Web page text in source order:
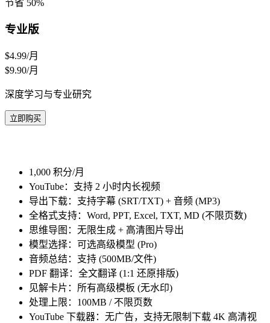
节省 50%
专业版
$4.99/月
$9.90/月
深度学习与专业研究
立即购买
1,000 积分/月
YouTube：支持 2 小时内长视频
导出下载：支持字幕 (SRT/TXT) + 音频 (MP3)
全格式支持：Word, PPT, Excel, TXT, MD (不限页数)
思维导图：无限生成 + 高清图片导出
模型选择：可选高级模型 (Pro)
音频总结：支持 (500MB/文件)
PDF 翻译：全文翻译 (1:1 还原排版)
见解卡片：所有高级模板 (无水印)
处理上限：100MB / 不限页数
YouTube 下载器：无广告，支持无限制下载 4K 高清视